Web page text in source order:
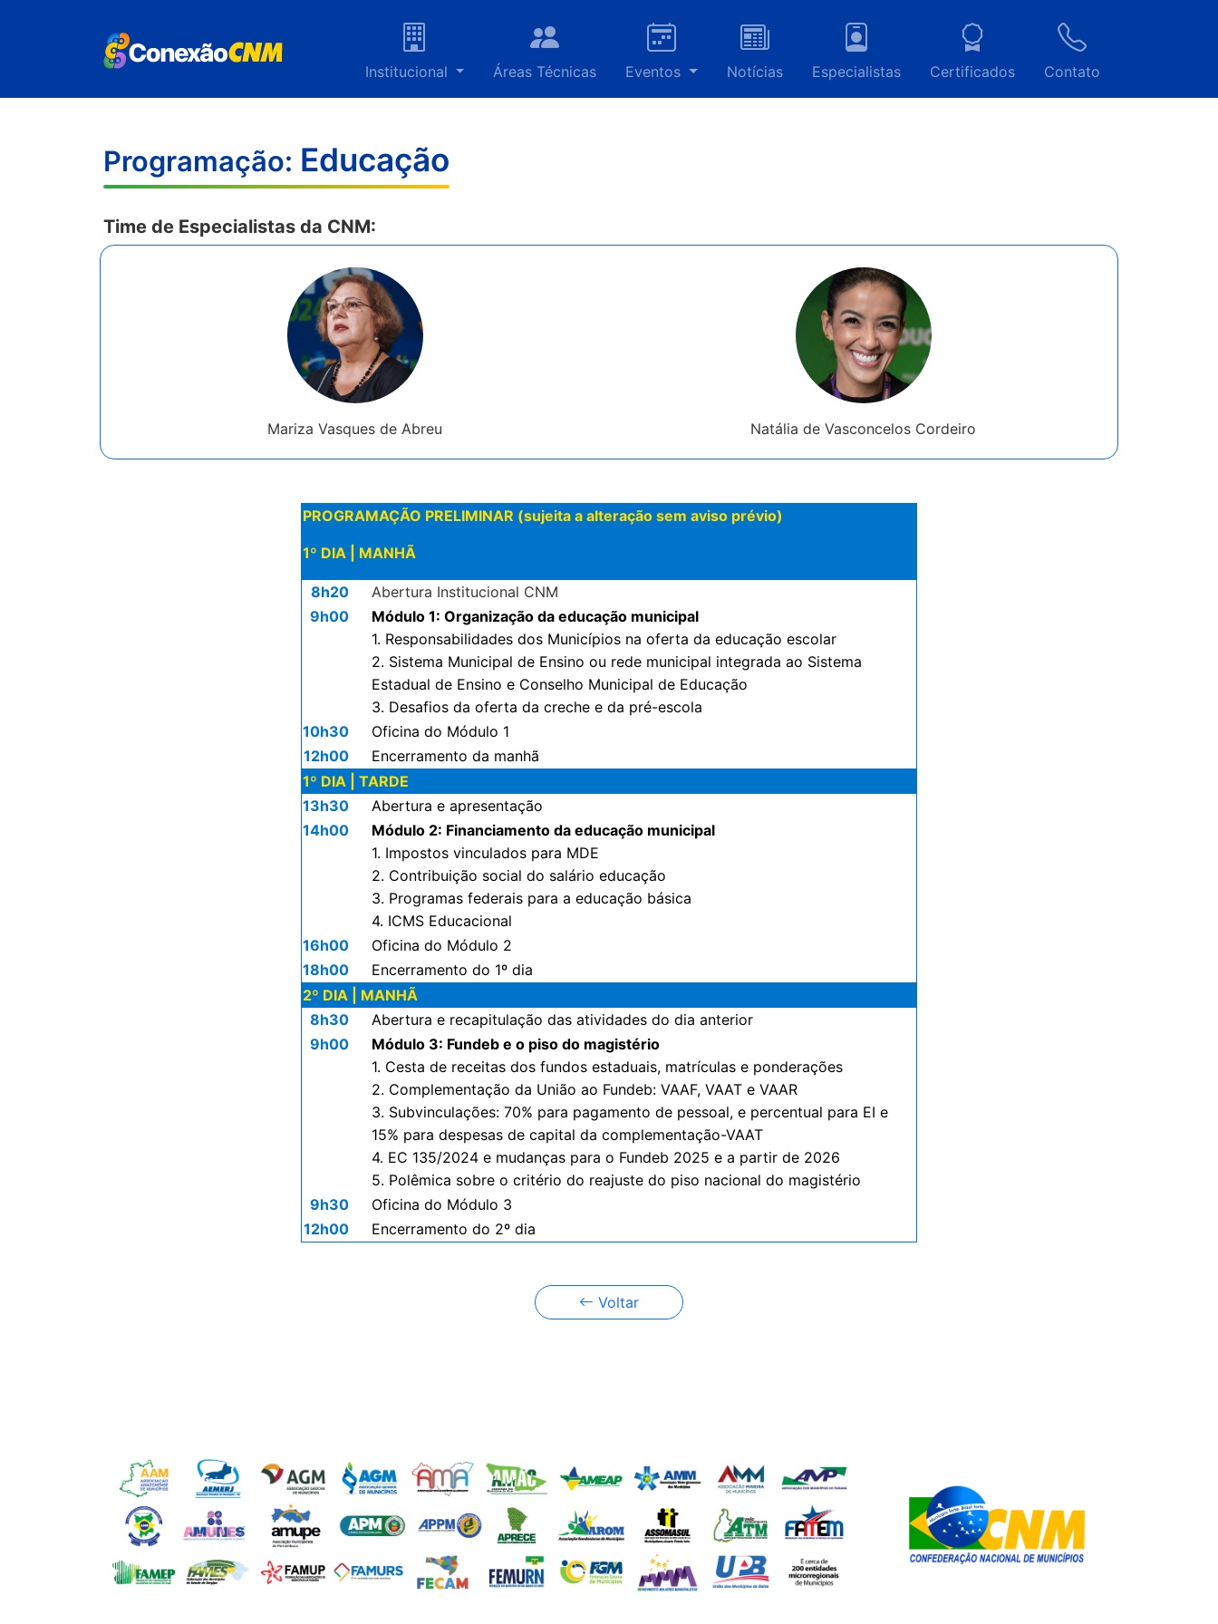
Institucional Áreas Técnicas Eventos Notícias Especialistas Certificados Contato
Programação: Educação
Time de Especialistas da CNM:
Mariza Vasques de Abreu Natália de Vasconcelos Cordeiro
PROGRAMAÇÃO PRELIMINAR (sujeita a alteração sem aviso prévio)
1º DIA | MANHÃ
8h20
Abertura Institucional CNM
9h00
Módulo 1: Organização da educação municipal
1. Responsabilidades dos Municípios na oferta da educação escolar
2. Sistema Municipal de Ensino ou rede municipal integrada ao Sistema
Estadual de Ensino e Conselho Municipal de Educação
3. Desafios da oferta da creche e da pré-escola
10h30
Oficina do Módulo 1
12h00
Encerramento da manhã
1º DIA | TARDE
13h30
Abertura e apresentação
14h00
Módulo 2: Financiamento da educação municipal
1. Impostos vinculados para MDE
2. Contribuição social do salário educação
3. Programas federais para a educação básica
4. ICMS Educacional
16h00
Oficina do Módulo 2
18h00
Encerramento do 1º dia
2º DIA | MANHÃ
8h30
Abertura e recapitulação das atividades do dia anterior
9h00
Módulo 3: Fundeb e o piso do magistério
1. Cesta de receitas dos fundos estaduais, matrículas e ponderações
2. Complementação da União ao Fundeb: VAAF, VAAT e VAAR
3. Subvinculações: 70% para pagamento de pessoal, e percentual para EI e
15% para despesas de capital da complementação-VAAT
4. EC 135/2024 e mudanças para o Fundeb 2025 e a partir de 2026
5. Polêmica sobre o critério do reajuste do piso nacional do magistério
9h30
Oficina do Módulo 3
12h00
Encerramento do 2º dia
Voltar